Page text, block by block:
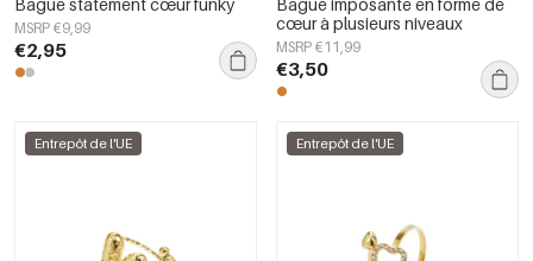
Bague statement cœur funky
MSRP €9,99
€2,95
Bague imposante en forme de
cœur à plusieurs niveaux
MSRP €11,99
€3,50
Entrepôt de l'UE Entrepôt de l'UE